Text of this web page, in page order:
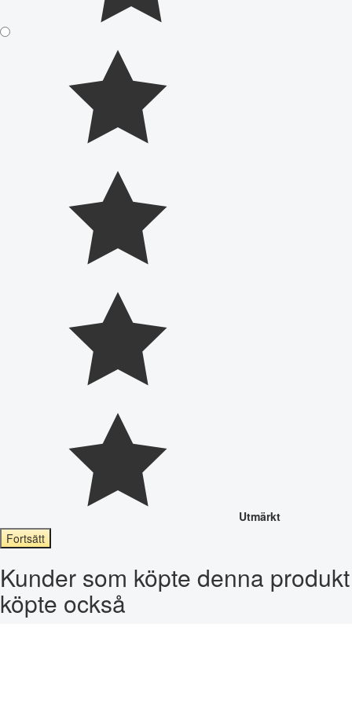
Utmärkt
Fortsätt
Kunder som köpte denna produkt
köpte också